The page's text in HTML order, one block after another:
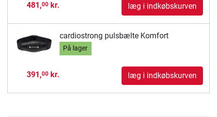
481,00kr. læg i indkøbskurven
cardiostrong pulsbælte Komfort
På lager
391,00kr. læg i indkøbskurven